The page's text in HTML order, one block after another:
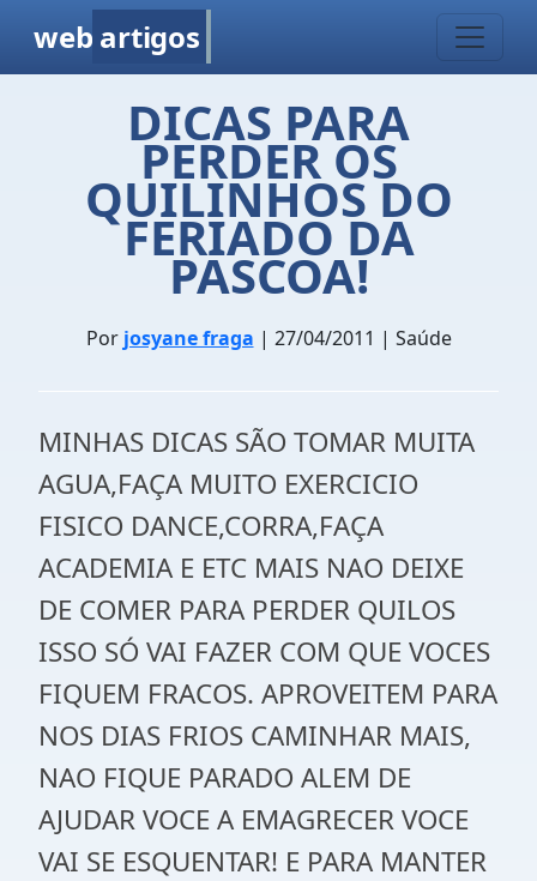
web artigos
DICAS PARA
PERDER OS
QUILINHOS DO
FERIADO DA
PASCOA!
Por josyane fraga | 27/04/2011 | Saúde
MINHAS DICAS SÃO TOMAR MUITA
AGUA,FAÇA MUITO EXERCICIO
FISICO DANCE,CORRA,FAÇA
ACADEMIA E ETC MAIS NAO DEIXE
DE COMER PARA PERDER QUILOS
ISSO SÓ VAI FAZER COM QUE VOCES
FIQUEM FRACOS. APROVEITEM PARA
NOS DIAS FRIOS CAMINHAR MAIS,
NAO FIQUE PARADO ALEM DE
AJUDAR VOCE A EMAGRECER VOCE
VAI SE ESQUENTAR! E PARA MANTER